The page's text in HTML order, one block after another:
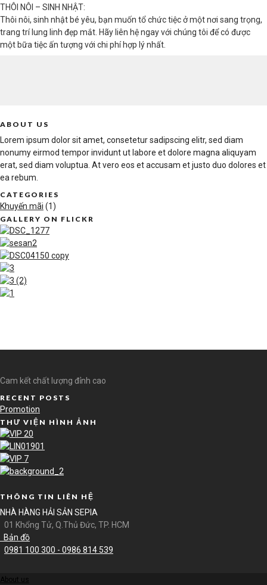
THÔI NÔI – SINH NHẬT:
Thôi nôi, sinh nhật bé yêu, bạn muốn tổ chức tiệc ở một nơi sang trọng,
trang trí lung linh đẹp mắt. Hãy liên hệ ngay với chúng tôi để có được
một bữa tiệc ấn tượng với chi phí hợp lý nhất.
ABOUT US
Lorem ipsum dolor sit amet, consetetur sadipscing elitr, sed diam
nonumy eirmod tempor invidunt ut labore et dolore magna aliquyam
erat, sed diam voluptua. At vero eos et accusam et justo duo dolores et
ea rebum.
CATEGORIES
Khuyến mãi (1)
GALLERY ON FLICKR
Cam kết chất lượng đỉnh cao
RECENT POSTS
Promotion
THƯ VIỆN HÌNH ẢNH
THÔNG TIN LIÊN HỆ
NHÀ HÀNG HẢI SẢN SEPIA
01 Khổng Tử, Q.Thủ Đức, TP. HCM
Bản đồ
0981 100 300 - 0986 814 539
About us